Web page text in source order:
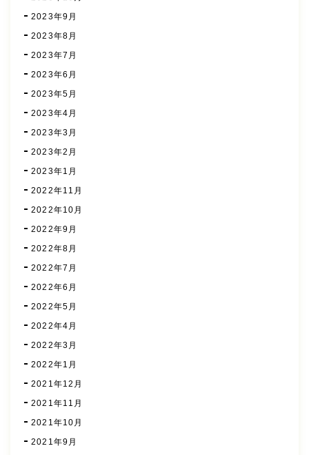
2023年9月
2023年8月
2023年7月
2023年6月
2023年5月
2023年4月
2023年3月
2023年2月
2023年1月
2022年11月
2022年10月
2022年9月
2022年8月
2022年7月
2022年6月
2022年5月
2022年4月
2022年3月
2022年1月
2021年12月
2021年11月
2021年10月
2021年9月